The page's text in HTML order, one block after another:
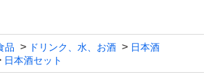
了承ください。
価格相談はお辞めください。
品 ドリンク、水、お酒
日本酒
日本酒セット